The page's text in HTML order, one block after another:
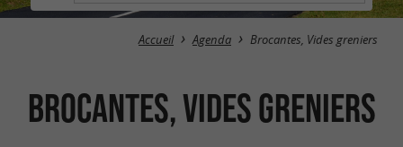
Accueil Agenda Brocantes, Vides greniers
Brocantes, Vides greniers